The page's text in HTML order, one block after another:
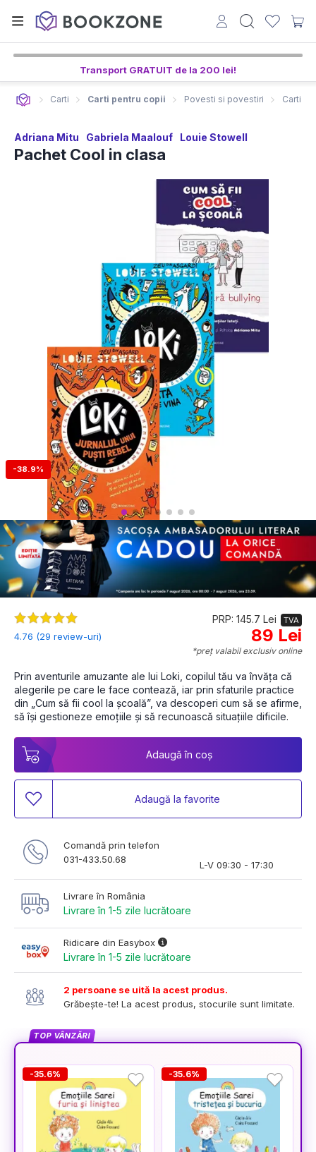
Transport GRATUIT de la 200 lei!
Carti Carti pentru copii Povesti si povestiri Carti
Adriana Mitu Gabriela Maalouf Louie Stowell
Pachet Cool in clasa
-38.9%
4.76 (29 review-uri)
PRP: 145.7 Lei TVA
89 Lei
*preț valabil exclusiv online
Prin aventurile amuzante ale lui Loki, copilul tău va învăța că
alegerile pe care le face contează, iar prin sfaturile practice
din „Cum să fii cool la școală”, va descoperi cum să se afirme,
să își gestioneze emoțiile și să recunoască situațiile dificile.
Adaugă în coș
Adaugă la favorite
Comandă prin telefon
031-433.50.68
L-V 09:30 - 17:30
Livrare în România
Livrare în 1-5 zile lucrătoare
Ridicare din Easybox
Livrare în 1-5 zile lucrătoare
2 persoane se uită la acest produs.
Grăbește-te! La acest produs, stocurile sunt limitate.
TOP VÂNZĂRI
-35.6% -35.6%